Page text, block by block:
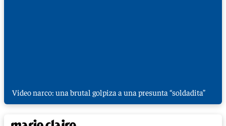
Video narco: una brutal golpiza a una presunta “soldadita”